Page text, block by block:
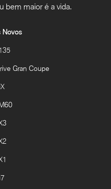
bem maior é a vida.
Novos
Gran Coupe
iX
i7